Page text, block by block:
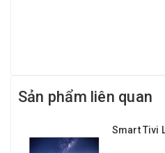
Sản phẩm liên quan
Smart Tivi